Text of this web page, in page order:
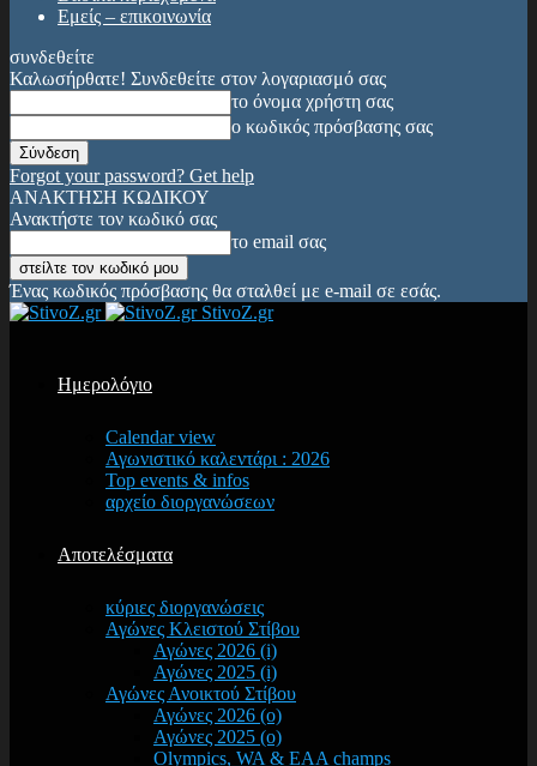
Εμείς – επικοινωνία
συνδεθείτε
Καλωσήρθατε! Συνδεθείτε στον λογαριασμό σας
το όνομα χρήστη σας
ο κωδικός πρόσβασης σας
Forgot your password? Get help
ΑΝΑΚΤΗΣΗ ΚΩΔΙΚΟΥ
Ανακτήστε τον κωδικό σας
το email σας
Ένας κωδικός πρόσβασης θα σταλθεί με e-mail σε εσάς.
StivoZ.gr
Ημερολόγιο
Calendar view
Αγωνιστικό καλεντάρι : 2026
Top events & infos
αρχείο διοργανώσεων
Αποτελέσματα
κύριες διοργανώσεις
Αγώνες Κλειστού Στίβου
Αγώνες 2026 (i)
Αγώνες 2025 (i)
Αγώνες Ανοικτού Στίβου
Αγώνες 2026 (o)
Αγώνες 2025 (o)
Olympics, WA & EAA champs